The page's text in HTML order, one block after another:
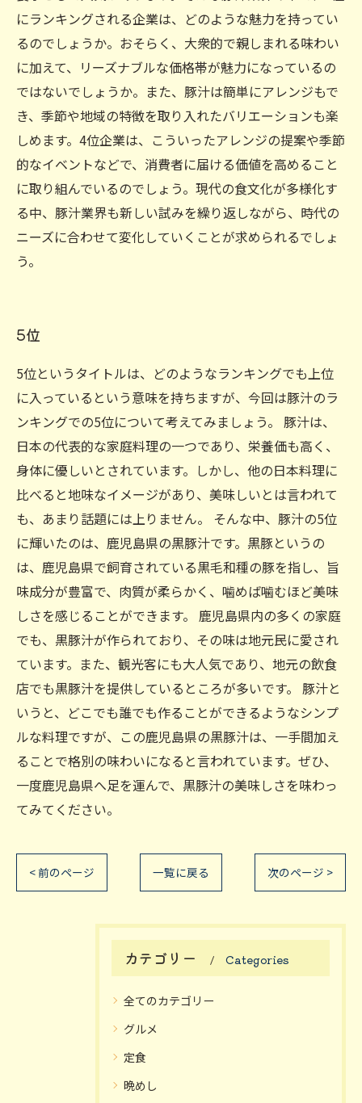
にランキングされる企業は、どのような魅力を持ってい
るのでしょうか。おそらく、大衆的で親しまれる味わい
に加えて、リーズナブルな価格帯が魅力になっているの
ではないでしょうか。また、豚汁は簡単にアレンジもで
き、季節や地域の特徴を取り入れたバリエーションも楽
しめます。4位企業は、こういったアレンジの提案や季節
的なイベントなどで、消費者に届ける価値を高めること
に取り組んでいるのでしょう。現代の食文化が多様化す
る中、豚汁業界も新しい試みを繰り返しながら、時代の
ニーズに合わせて変化していくことが求められるでしょ
う。
5位
5位というタイトルは、どのようなランキングでも上位
に入っているという意味を持ちますが、今回は豚汁のラ
ンキングでの5位について考えてみましょう。 豚汁は、
日本の代表的な家庭料理の一つであり、栄養価も高く、
身体に優しいとされています。しかし、他の日本料理に
比べると地味なイメージがあり、美味しいとは言われて
も、あまり話題には上りません。 そんな中、豚汁の5位
に輝いたのは、鹿児島県の黒豚汁です。黒豚というの
は、鹿児島県で飼育されている黒毛和種の豚を指し、旨
味成分が豊富で、肉質が柔らかく、噛めば噛むほど美味
しさを感じることができます。 鹿児島県内の多くの家庭
でも、黒豚汁が作られており、その味は地元民に愛され
ています。また、観光客にも大人気であり、地元の飲食
店でも黒豚汁を提供しているところが多いです。 豚汁と
いうと、どこでも誰でも作ることができるようなシンプ
ルな料理ですが、この鹿児島県の黒豚汁は、一手間加え
ることで格別の味わいになると言われています。ぜひ、
一度鹿児島県へ足を運んで、黒豚汁の美味しさを味わっ
てみてください。
< 前のページ 一覧に戻る 次のページ >
カテゴリー Categories
全てのカテゴリー
グルメ
定食
晩めし